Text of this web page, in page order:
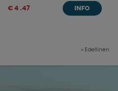
€ 4 .47 INFO
« Edellinen